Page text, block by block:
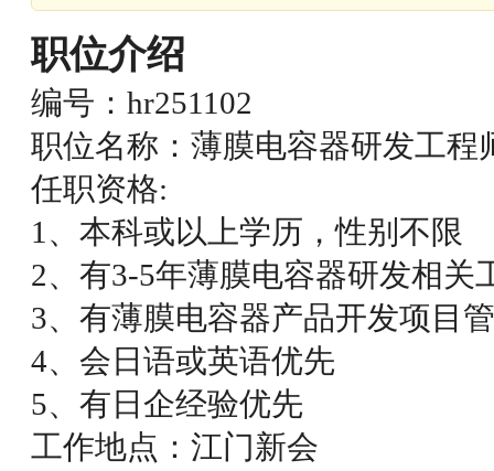
职位介绍
编号：hr251102
职位名称：薄膜电容器研发工程
任职资格:
1、本科或以上学历，性别不限
2、有3-5年薄膜电容器研发相关
3、有薄膜电容器产品开发项目
4、会日语或英语优先
5、有日企经验优先
工作地点：江门新会